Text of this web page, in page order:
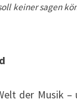
keiner sagen
der Musik –